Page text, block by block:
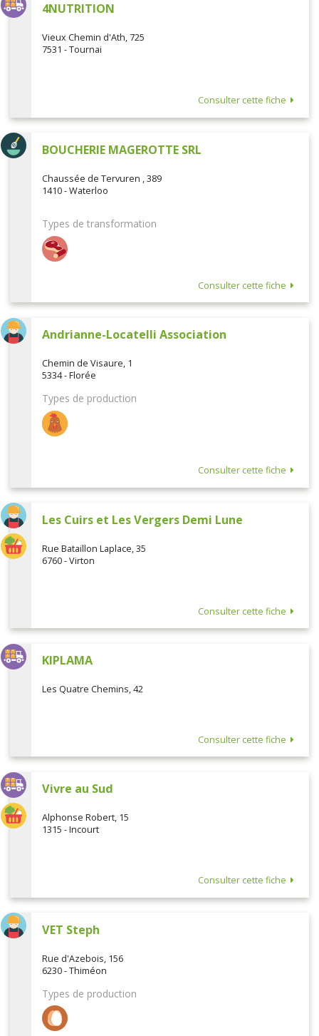
4NUTRITION
Vieux Chemin d'Ath, 725
7531 - Tournai
Consulter cette fiche
BOUCHERIE MAGEROTTE SRL
Chaussée de Tervuren , 389
1410 - Waterloo
Types de transformation
Consulter cette fiche
Andrianne-Locatelli Association
Chemin de Visaure, 1
5334 - Florée
Types de production
Consulter cette fiche
Les Cuirs et Les Vergers Demi Lune
Rue Bataillon Laplace, 35
6760 - Virton
Consulter cette fiche
KIPLAMA
Les Quatre Chemins, 42
Consulter cette fiche
Vivre au Sud
Alphonse Robert, 15
1315 - Incourt
Consulter cette fiche
VET Steph
Rue d'Azebois, 156
6230 - Thiméon
Types de production